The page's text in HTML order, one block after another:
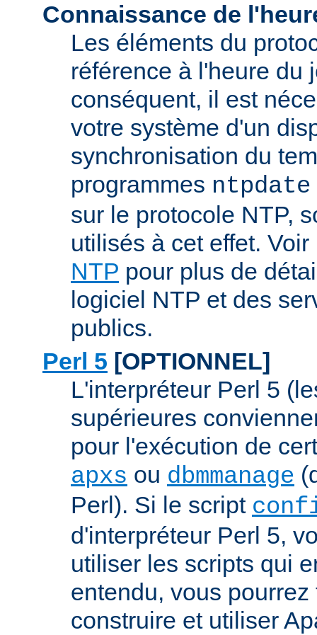
Connaissance de
Les éléments du
référence à l'heure du
conséquent, il est
votre système d'un
synchronisation du
programmes ntpdate
sur le protocole NTP,
utilisés à cet effet.
NTP pour plus de
logiciel NTP et des
publics.
Perl 5 [OPTIONNEL]
L'interpréteur Perl 5
supérieures
pour l'exécution de
apxs ou dbmmanage
Perl). Si le script
d'interpréteur Perl 5,
utiliser les scripts qui
entendu, vous
construire et utiliser